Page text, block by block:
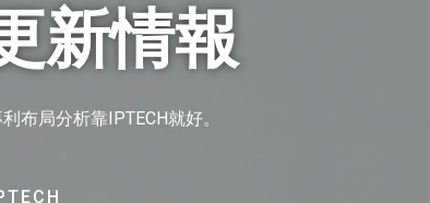
新情報
布局分析靠IPTECH就好。